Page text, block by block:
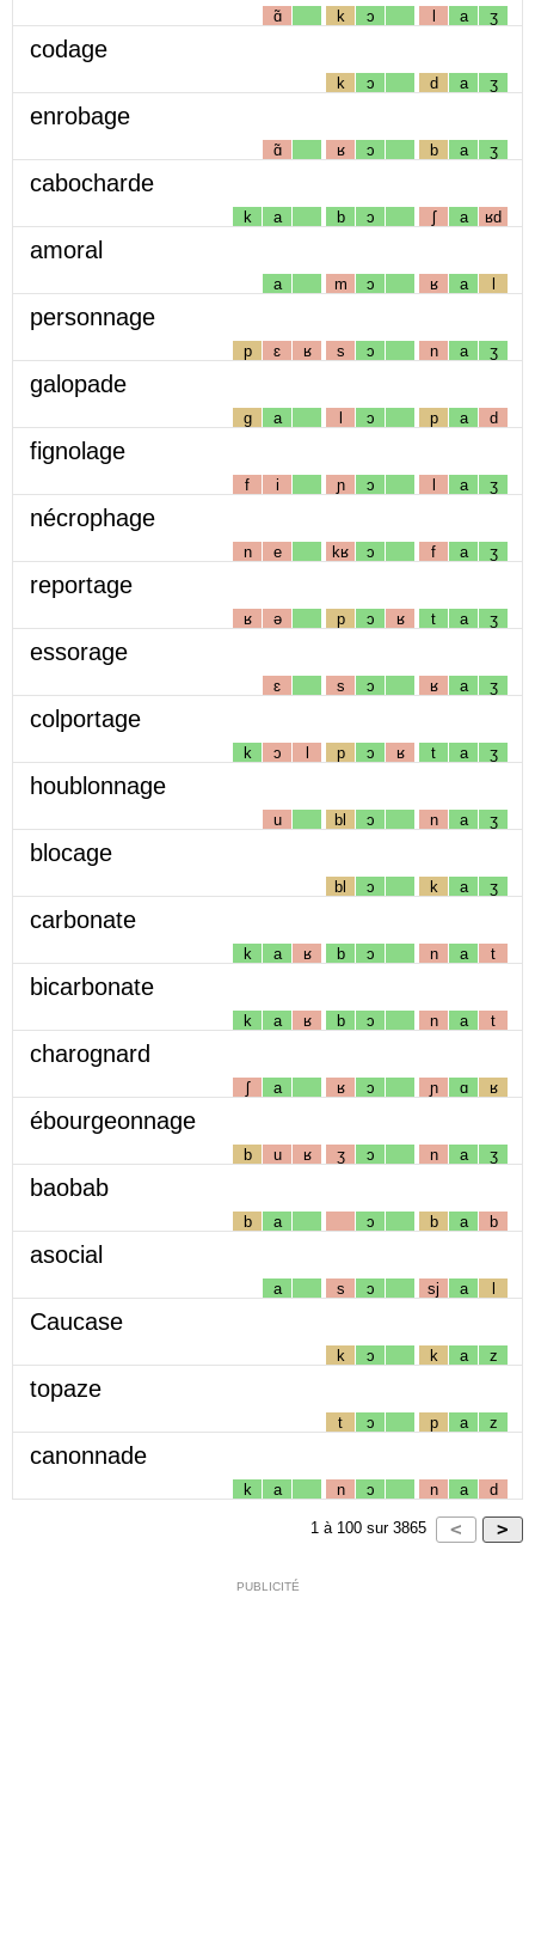
ɑ̃ k ɔ l a ʒ
codage
k ɔ d a ʒ
enrobage
ɑ̃ ʁ ɔ b a ʒ
cabocharde
k a b ɔ ʃ a ʁd
amoral
a m ɔ ʁ a l
personnage
p ɛ ʁ s ɔ n a ʒ
galopade
g a l ɔ p a d
fignolage
f i ɲ ɔ l a ʒ
nécrophage
n e kʁ ɔ f a ʒ
reportage
ʁ ə p ɔ ʁ t a ʒ
essorage
ɛ s ɔ ʁ a ʒ
colportage
k ɔ l p ɔ ʁ t a ʒ
houblonnage
u bl ɔ n a ʒ
blocage
bl ɔ k a ʒ
carbonate
k a ʁ b ɔ n a t
bicarbonate
k a ʁ b ɔ n a t
charognard
ʃ a ʁ ɔ ɲ ɑ ʁ
ébourgeonnage
b u ʁ ʒ ɔ n a ʒ
baobab
b a ɔ b a b
asocial
a s ɔ sj a l
Caucase
k ɔ k a z
topaze
t ɔ p a z
canonnade
k a n ɔ n a d
1 à 100 sur 3865
PUBLICITÉ